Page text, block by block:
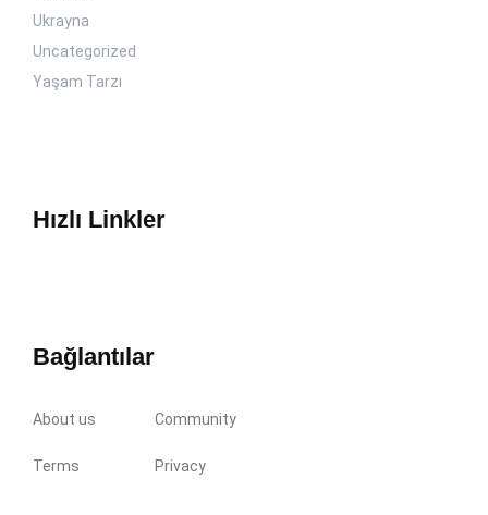
Ukrayna
Uncategorized
Yaşam Tarzı
Hızlı Linkler
Bağlantılar
About us Community
Terms Privacy